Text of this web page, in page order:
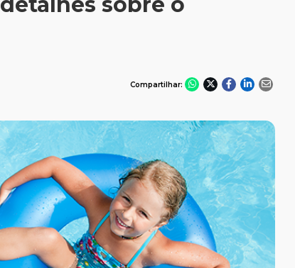
Compartilhar: